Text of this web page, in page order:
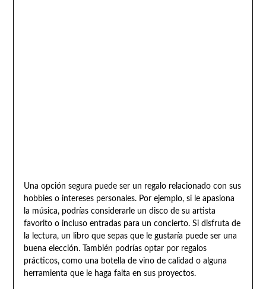
Una opción segura puede ser un regalo relacionado con sus
hobbies o intereses personales. Por ejemplo, si le apasiona
la música, podrías considerarle un disco de su artista
favorito o incluso entradas para un concierto. Si disfruta de
la lectura, un libro que sepas que le gustaría puede ser una
buena elección. También podrías optar por regalos
prácticos, como una botella de vino de calidad o alguna
herramienta que le haga falta en sus proyectos.